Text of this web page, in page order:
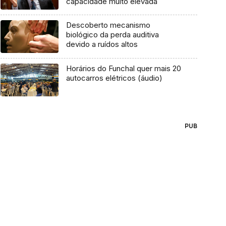
Descoberto mecanismo
biológico da perda auditiva
devido a ruídos altos
Horários do Funchal quer mais 20
autocarros elétricos (áudio)
PUB